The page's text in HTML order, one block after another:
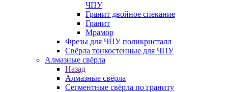
ЧПУ
Гранит двойное спекание
Гранит
Мрамор
Фрезы для ЧПУ поликристалл
Свёрла тонкостенные для ЧПУ
Алмазные свёрла
Назад
Алмазные свёрла
Сегментные свёрла по граниту